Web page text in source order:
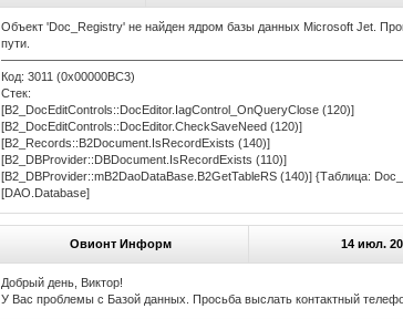
Объект 'Doc_Registry' не найден ядром базы данных Microsoft Jet.
пути.
Код: 3011 (0x00000BC3)
Стек:
[B2_DocEditControls::DocEditor.IagControl_OnQueryClose (120)]
[B2_DocEditControls::DocEditor.CheckSaveNeed (120)]
[B2_Records::B2Document.IsRecordExists (140)]
[B2_DBProvider::DBDocument.IsRecordExists (110)]
[B2_DBProvider::mB2DaoDataBase.B2GetTableRS (140)] {Таблица:
[DAO.Database]
Овионт Информ 14 июл.
Добрый день, Виктор!
У Вас проблемы с Базой данных. Просьба выслать контактный